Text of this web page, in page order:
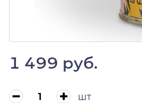
1 499 руб.
шт